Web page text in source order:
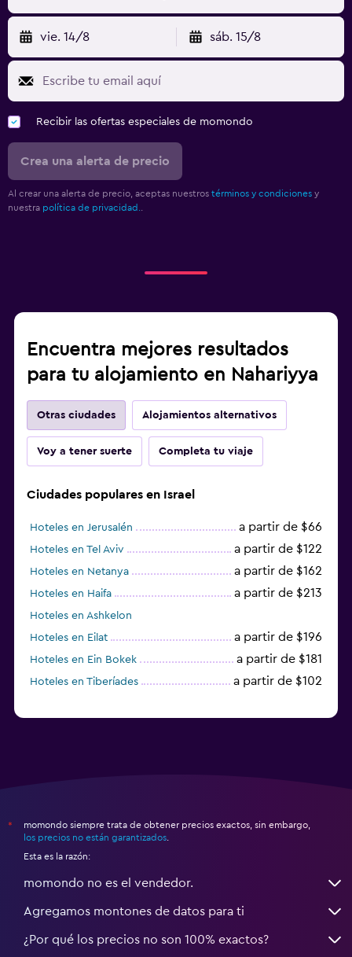
vie. 14/8 sáb. 15/8
Recibir las ofertas especiales de momondo
Crea una alerta de precio
Al crear una alerta de precio, aceptas nuestros términos y condiciones y
nuestra política de privacidad.
Encuentra mejores resultados
para tu alojamiento en Nahariyya
Otras ciudades Alojamientos alternativos
Voy a tener suerte Completa tu viaje
Ciudades populares en Israel
Hoteles en Jerusalén a partir de $66
Hoteles en Tel Aviv a partir de $122
Hoteles en Netanya a partir de $162
Hoteles en Haifa a partir de $213
Hoteles en Ashkelon
Hoteles en Eilat
a partir de $196
Hoteles en Ein Bokek a partir de $181
Hoteles en Tiberíades a partir de $102
*
momondo siempre trata de obtener precios exactos, sin embargo,
los precios no están garantizados
Esta es la razón:
momondo no es el vendedor.
Agregamos montones de datos para ti
¿Por qué los precios no son 100% exactos?